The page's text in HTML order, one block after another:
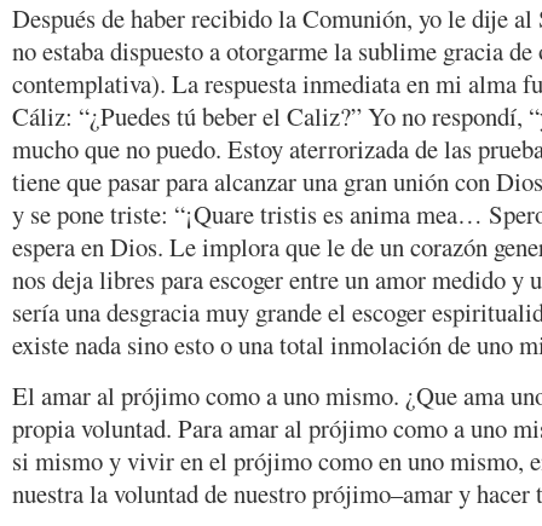
Después de haber recibido la Comunión, yo le dije al
no estaba dispuesto a otorgarme la sublime gracia
contemplativa). La respuesta inmediata en mi alma
Cáliz: “¿Puedes tú beber el Caliz?” Yo no respondí,
mucho que no puedo. Estoy aterrorizada de las
tiene que pasar para alcanzar una gran unión con
y se pone triste: “¡Quare tristis es anima mea…
espera en Dios. Le implora que le de un corazón
nos deja libres para escoger entre un amor medido y
sería una desgracia muy grande el escoger
existe nada sino esto o una total inmolación de uno
El amar al prójimo como a uno mismo. ¿Que ama
propia voluntad. Para amar al prójimo como a uno
si mismo y vivir en el prójimo como en uno mismo,
nuestra la voluntad de nuestro prójimo–amar y hacer